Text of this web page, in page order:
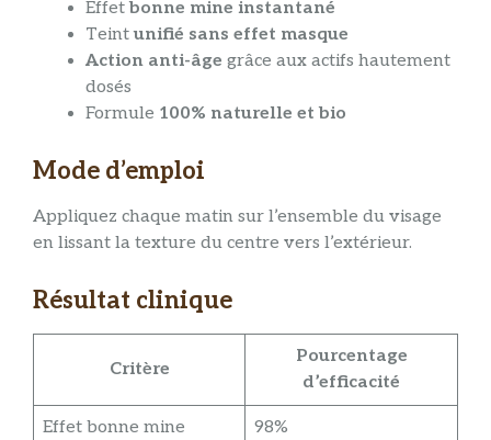
Effetbonne mine instantané
Teintunifié sans effet masque
Action anti-âge grâce aux actifs hautement
dosés
Formule 100% naturelle et bio
Mode d’emploi
Appliquez chaque matin sur l’ensemble du visage
en lissant la texture du centre vers l’extérieur.
Résultat clinique
Critère
Pourcentage
d’efficacité
Effet bonne mine 98%